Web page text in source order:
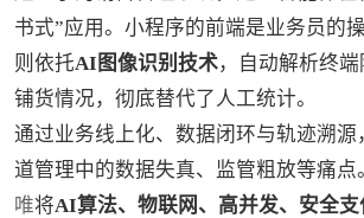
书式”应用。小程序的前端是业务员的
则依托AI图像识别技术，自动解析终
铺货情况，彻底替代了人工统计。
通过业务线上化、数据闭环与轨迹溯源
道管理中的数据失真、监管粗放等痛点
唯将AI算法、物联网、高并发、安全支